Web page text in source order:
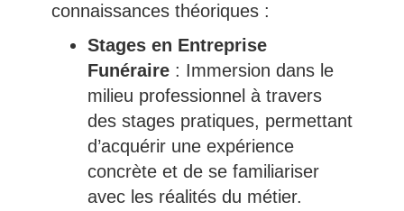
connaissances théoriques :
Stages en Entreprise
Funéraire: Immersion dans le
milieu professionnel à travers
des stages pratiques, permettant
d’acquérir une expérience
concrète et de se familiariser
avec les réalités du métier.